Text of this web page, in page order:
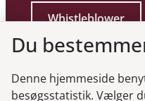
Whistleblower
Du
Denne hjemmeside
besøgsstatistik. Vælger